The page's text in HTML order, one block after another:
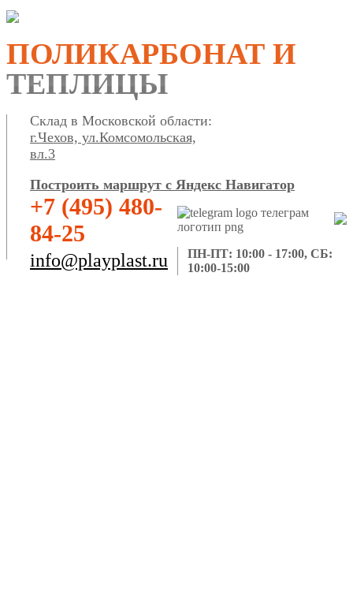
ПОЛИКАРБОНАТ И
ТЕПЛИЦЫ
Склад в Московской области:
г.Чехов, ул.Комсомольская,
вл.3
Построить маршрут с Яндекс Навигатор
+7 (495) 480-
84-25
info@playplast.ru
ПН-ПТ: 10:00 - 17:00, СБ:
10:00-15:00